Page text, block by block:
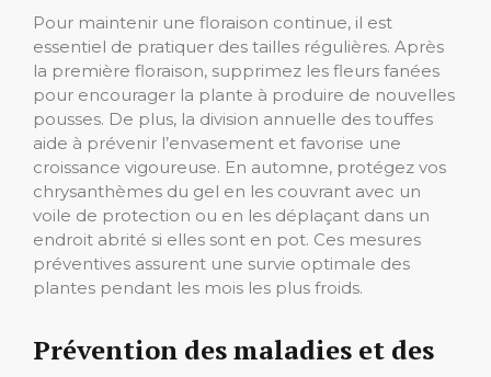
Pour maintenir une floraison continue, il est
essentiel de pratiquer des tailles régulières. Après
la première floraison, supprimez les fleurs fanées
pour encourager la plante à produire de nouvelles
pousses. De plus, la division annuelle des touffes
aide à prévenir l’envasement et favorise une
croissance vigoureuse. En automne, protégez vos
chrysanthèmes du gel en les couvrant avec un
voile de protection ou en les déplaçant dans un
endroit abrité si elles sont en pot. Ces mesures
préventives assurent une survie optimale des
plantes pendant les mois les plus froids.
Prévention des maladies et des